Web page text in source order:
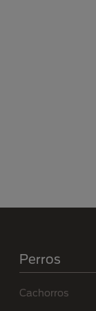
Perros
Cachorros